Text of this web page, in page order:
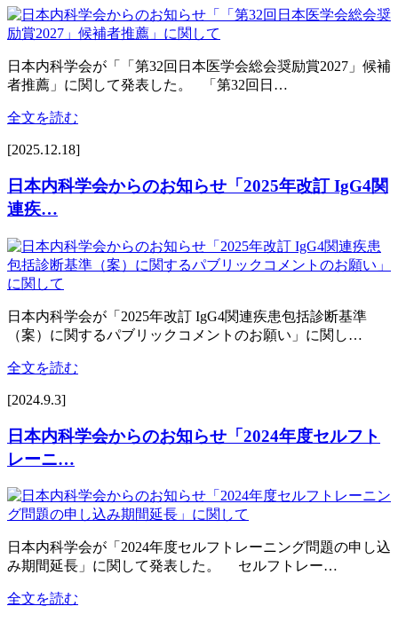
日本内科学会が「「第32回日本医学会総会奨励賞2027」候補
者推薦」に関して発表した。 「第32回日…
全文を読む
[2025.12.18]
日本内科学会からのお知らせ「2025年改訂 IgG4関
連疾…
日本内科学会が「2025年改訂 IgG4関連疾患包括診断基準
（案）に関するパブリックコメントのお願い」に関し…
全文を読む
[2024.9.3]
日本内科学会からのお知らせ「2024年度セルフト
レーニ…
日本内科学会が「2024年度セルフトレーニング問題の申し込
み期間延長」に関して発表した。 セルフトレー…
全文を読む